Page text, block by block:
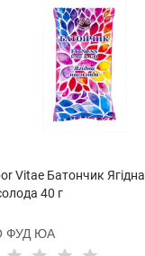
Vitae Батончик Ягідна
40 г
ФУД ЮА